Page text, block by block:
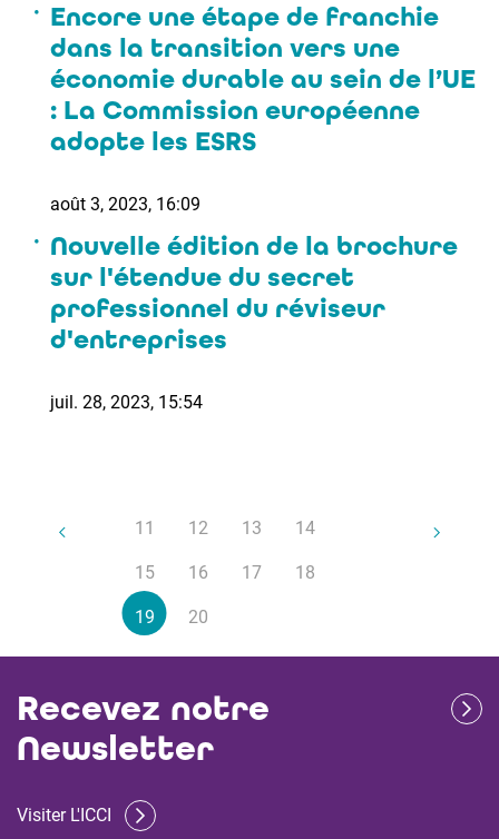
Encore une étape de franchie
dans la transition vers une
économie durable au sein de l’UE
: La Commission européenne
adopte les ESRS
août 3, 2023, 16:09
Nouvelle édition de la brochure
sur l'étendue du secret
professionnel du réviseur
d'entreprises
juil. 28, 2023, 15:54
11 12 13 14
15 16 17 18
19 20
Recevez notre
Newsletter
Visiter L'ICCI